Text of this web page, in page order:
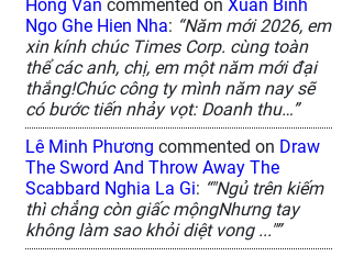
Hồng Vân commented on Xuan Binh
Ngo Ghe Hien Nha: “Năm mới 2026, em
xin kính chúc Times Corp. cùng toàn
thể các anh, chị, em một năm mới đại
thắng!Chúc công ty mình năm nay sẽ
có bước tiến nhảy vọt: Doanh thu…”
Lê Minh Phương commented on Draw
The Sword And Throw Away The
Scabbard Nghia La Gi: “"Ngủ trên kiếm
thì chẳng còn giấc mộngNhưng tay
không làm sao khỏi diệt vong ..."”